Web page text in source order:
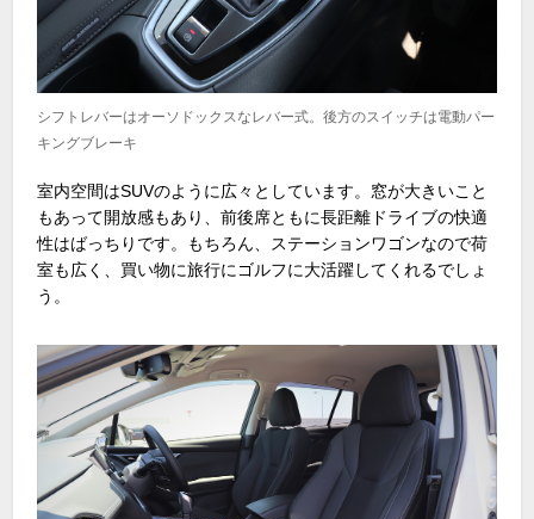
シフトレバーはオーソドックスなレバー式。後方のスイッチは電動パー
キングブレーキ
室内空間はSUVのように広々としています。窓が大きいこと
もあって開放感もあり、前後席ともに長距離ドライブの快適
性はばっちりです。もちろん、ステーションワゴンなので荷
室も広く、買い物に旅行にゴルフに大活躍してくれるでしょ
う。